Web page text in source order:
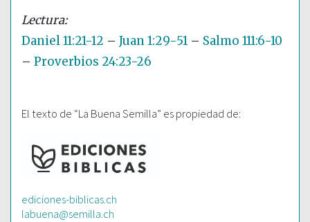
Daniel 11:21-12 – Juan 1:29-51 – Salmo 111:6-10
– Proverbios 24:23-26
El texto de “La Buena Semilla” es propiedad de:
ediciones-biblicas.ch
labuena@semilla.ch